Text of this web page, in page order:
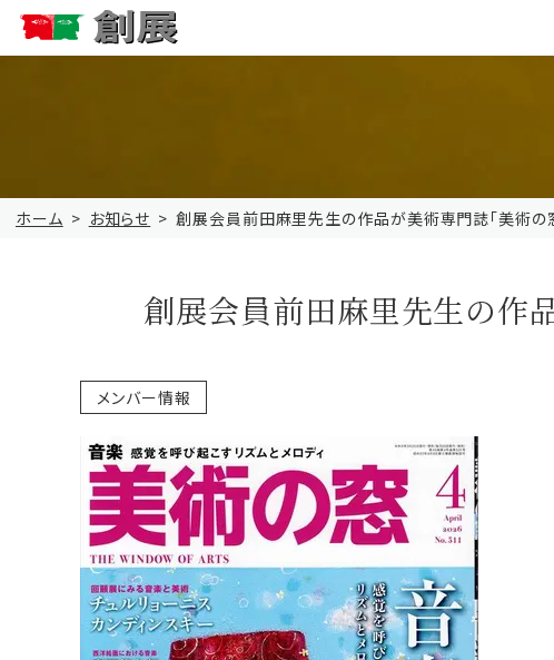
ホーム お知らせ 創展会員前田麻里先生の作品が美術専門誌「美術の
創展会員前田麻里先生の作
メンバー情報